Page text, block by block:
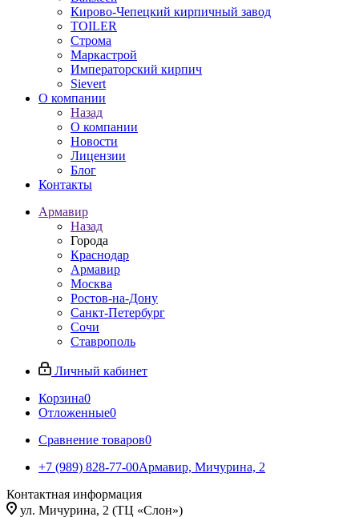
Кирово-Чепецкий кирпичный завод
TOILER
Строма
Маркастрой
Императорский кирпич
Sievert
О компании
Назад
О компании
Новости
Лицензии
Блог
Контакты
Армавир
Назад
Города
Краснодар
Армавир
Москва
Ростов-на-Дону
Санкт-Петербург
Сочи
Ставрополь
Личный кабинет
Корзина0
Отложенные0
Сравнение товаров0
+7 (989) 828-77-00Армавир, Мичурина, 2
Контактная информация
ул. Мичурина, 2 (ТЦ «Слон»)